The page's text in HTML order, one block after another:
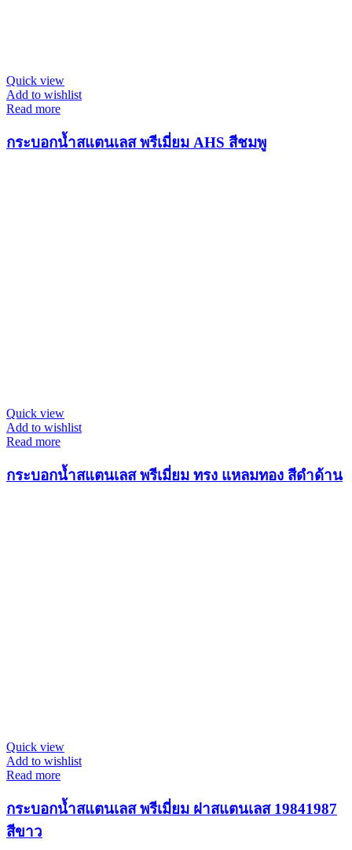
Quick view
Add to wishlist
Read more
กระบอกน้ำสแตนเลส พรีเมี่ยม AHS สีชมพู
Quick view
Add to wishlist
Read more
กระบอกน้ำสแตนเลส พรีเมี่ยม ทรง แหลมทอง สีดำด้าน
Quick view
Add to wishlist
Read more
กระบอกน้ำสแตนเลส พรีเมี่ยม ฝาสแตนเลส 19841987
สีขาว